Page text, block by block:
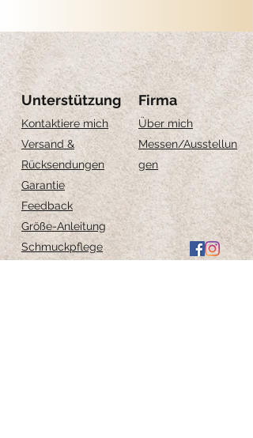
Unterstützung
Kontaktiere mich
Versand &
Rücksendungen
Garantie
Feedback
Größe-Anleitung
Schmuckpflege
Firma
Über mich
Messen/Ausstellun
gen